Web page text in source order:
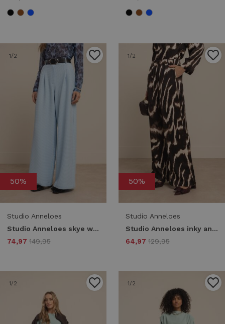
1/2
50%
Studio Anneloes
Studio Anneloes skye waffle trousers 13588 Broek 7000 pastel blue
74,97 149,95
1/2
50%
Studio Anneloes
Studio Anneloes inky animal trousers 13574 Broek 9997 multi color
64,97 129,95
1/2 1/2